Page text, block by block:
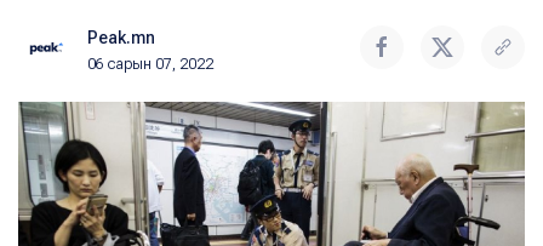
Peak.mn
06 сарын 07, 2022